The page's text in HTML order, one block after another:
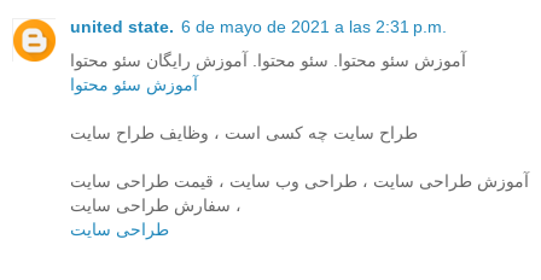
united state. 6 de mayo de 2021 a las 2:31 p.m.
آموزش سئو محتوا. سئو محتوا. آموزش رايگان سئو محتوا
آموزش سئو محتوا
طراح سایت چه کسی است ، وظایف طراح سایت
آموزش طراحی سایت ، طراحی وب سایت ، قیمت طراحی سایت
، سفارش طراحی سایت
طراحی سایت